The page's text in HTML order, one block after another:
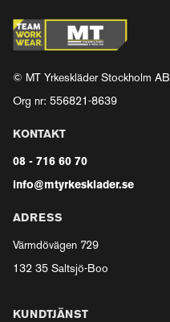
© MT Yrkeskläder Stockholm AB
Org nr: 556821-8639
KONTAKT
08 - 716 60 70
info@mtyrkesklader.se
ADRESS
Värmdövägen 729
132 35 Saltsjö-Boo
KUNDTJÄNST